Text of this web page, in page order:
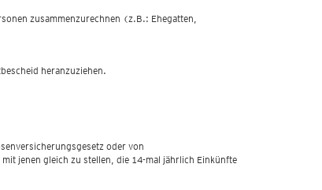
zusammenzurechnen (z.B.: Ehegatten,
heranzuziehen.
oder von
jenen gleich zu stellen, die 14-mal jährlich Einkünfte